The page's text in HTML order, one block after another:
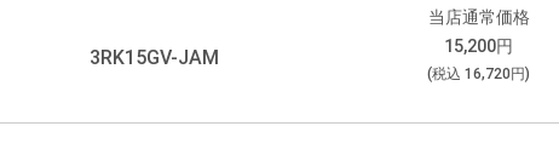
3RK15GV-JAM
当店通常価格
15,200円
(税込 16,720 円)